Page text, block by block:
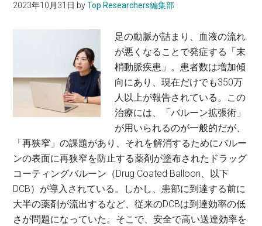
2023年10月31日 byTop Researchers編集部
足の動脈が詰まり、血液の流れ
が悪くなることで発症する「末
梢動脈疾患」。患者数は増加傾
向にあり、現在だけでも350万
人以上が報告されている。この
治療には、「バルーン拡張術」
が用いられるのが一般的だが、
「再狭窄」の課題があり、それを解消するためにバルー
ンの表面に再狭窄を防止する薬剤が塗布されたドラッグ
コーティングバルーン（Drug Coated Balloon、以下
DCB）が導入されている。しかし、患部に到達する前に
大半の薬剤が流出するなど、従来のDCBは到達効率の低
さが問題になっていた。そこで、安全で高い送達効率を